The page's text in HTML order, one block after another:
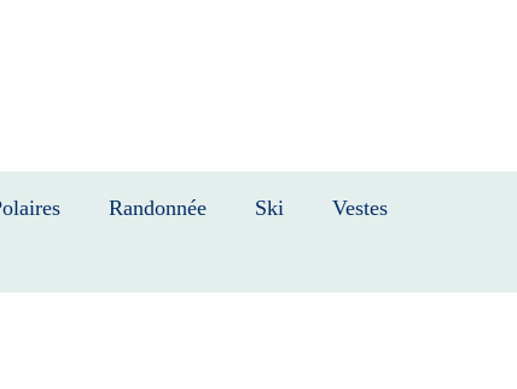
Randonnée Ski Vestes